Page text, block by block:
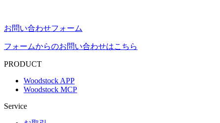
お問い合わせフォーム
フォームからのお問い合わせはこちら
PRODUCT
Woodstock APP
Woodstock MCP
Service